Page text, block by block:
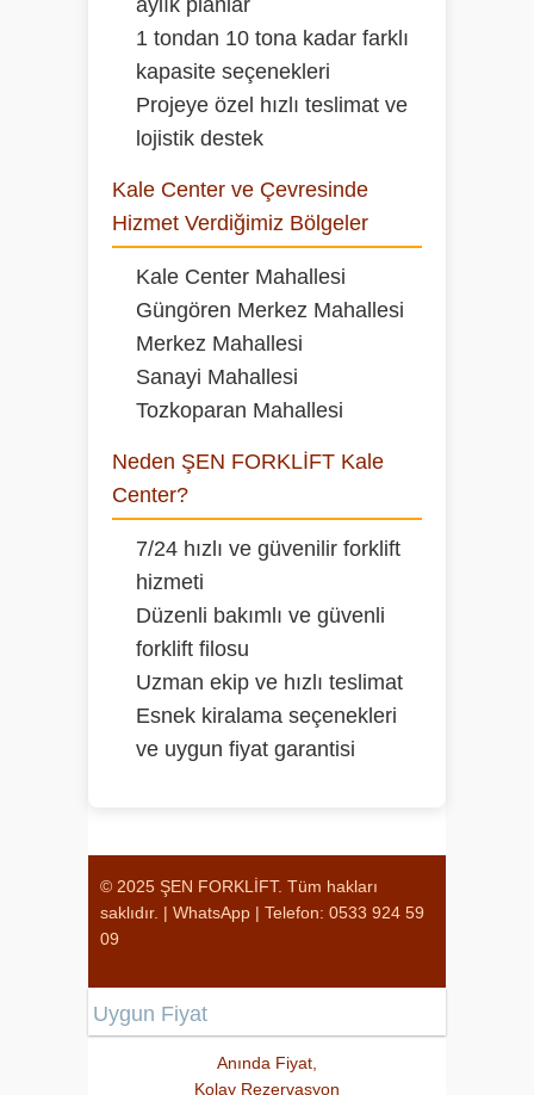
1 tondan 10 tona kadar farklı
kapasite seçenekleri
Projeye özel hızlı teslimat ve
lojistik destek
Kale Center ve Çevresinde
Hizmet Verdiğimiz Bölgeler
Kale Center Mahallesi
Güngören Merkez Mahallesi
Merkez Mahallesi
Sanayi Mahallesi
Tozkoparan Mahallesi
Neden ŞEN FORKLİFT Kale
Center?
7/24 hızlı ve güvenilir forklift
hizmeti
Düzenli bakımlı ve güvenli
forklift filosu
Uzman ekip ve hızlı teslimat
Esnek kiralama seçenekleri
ve uygun fiyat garantisi
© 2025 ŞEN FORKLİFT. Tüm hakları
saklıdır. | WhatsApp | Telefon: 0533 924 59
09
Uygun Fiyat
Anında Fiyat,
Kolay Rezervasyon